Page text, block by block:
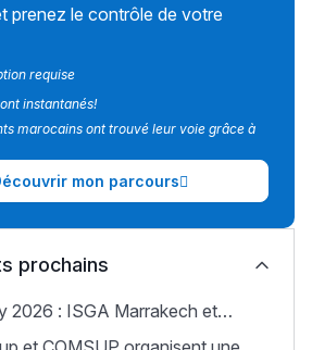
prenez le contrôle de votre
requise
instantanés!
marocains ont trouvé leur voie grâce à
mon parcours
prochains
2026 : ISGA Marrakech et
étudiants et entreprises